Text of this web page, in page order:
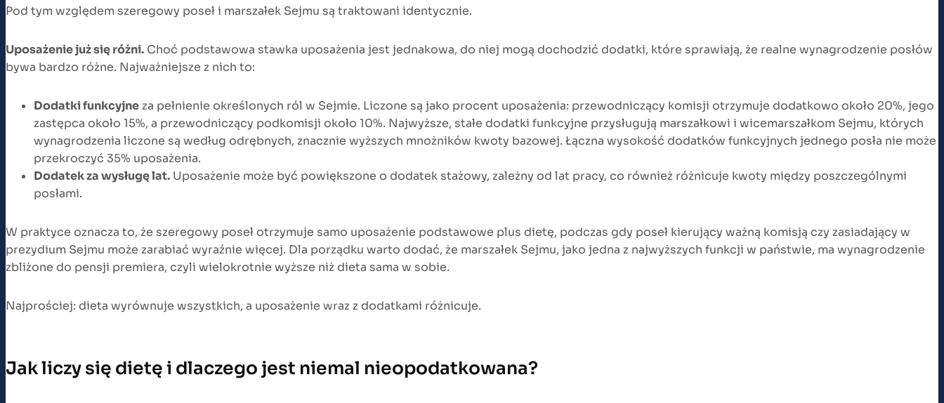
Pod tym względem szeregowy poseł i marszałek Sejmu są traktowani identycznie.
Uposażenie już się różni. Choć podstawowa stawka uposażenia jest jednakowa, do niej mogą dochodzić dodatki, które sprawiają, że realne wynagrodzenie posłów
bywa bardzo różne. Najważniejsze z nich to:
Dodatki funkcyjne za pełnienie określonych ról w Sejmie. Liczone są jako procent uposażenia: przewodniczący komisji otrzymuje dodatkowo około 20%, jego
zastępca około 15%, a przewodniczący podkomisji około 10%. Najwyższe, stałe dodatki funkcyjne przysługują marszałkowi i wicemarszałkom Sejmu, których
wynagrodzenia liczone są według odrębnych, znacznie wyższych mnożników kwoty bazowej. Łączna wysokość dodatków funkcyjnych jednego posła nie może
przekroczyć 35% uposażenia.
Dodatek za wysługę lat. Uposażenie może być powiększone o dodatek stażowy, zależny od lat pracy, co również różnicuje kwoty między poszczególnymi
posłami.
W praktyce oznacza to, że szeregowy poseł otrzymuje samo uposażenie podstawowe plus dietę, podczas gdy poseł kierujący ważną komisją czy zasiadający w
prezydium Sejmu może zarabiać wyraźnie więcej. Dla porządku warto dodać, że marszałek Sejmu, jako jedna z najwyższych funkcji w państwie, ma wynagrodzenie
zbliżone do pensji premiera, czyli wielokrotnie wyższe niż dieta sama w sobie.
Najprościej: dieta wyrównuje wszystkich, a uposażenie wraz z dodatkami różnicuje.
Jak liczy się dietę i dlaczego jest niemal nieopodatkowana?